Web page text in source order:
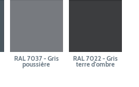
RAL 7037 - Gris
poussière
RAL 7022 - Gris
terre d'ombre